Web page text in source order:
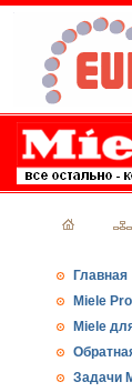
Главная
Miele
Miele
Задачи